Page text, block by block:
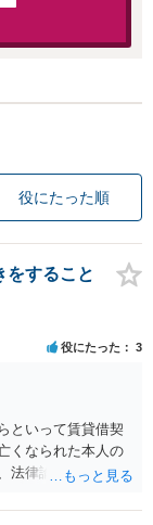
役にたった順
をすること
役にたった 3
といって賃貸借契
くなられた本人の
法律論はさてお
る手続はあくまで